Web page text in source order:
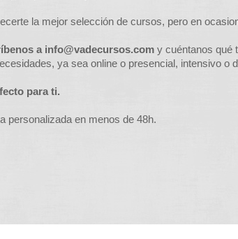
la mejor selección de cursos, pero en
a info@vadecursos.com y cuéntanos qué
ya sea online o presencial, intensivo o
para ti.
personalizada en menos de 48h.